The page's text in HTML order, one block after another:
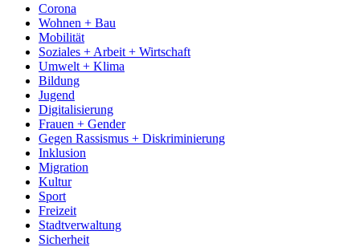
Corona
Wohnen + Bau
Mobilität
Soziales + Arbeit + Wirtschaft
Umwelt + Klima
Bildung
Jugend
Digitalisierung
Frauen + Gender
Gegen Rassismus + Diskriminierung
Inklusion
Migration
Kultur
Sport
Freizeit
Stadtverwaltung
Sicherheit